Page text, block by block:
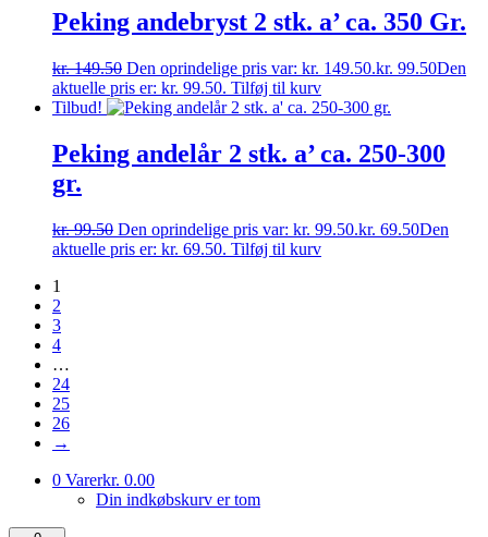
Peking andebryst 2 stk. a’ ca. 350 Gr.
kr.149.50 Den oprindelige pris var: kr. 149.50.kr. 99.50Den
aktuelle pris er: kr. 99.50. Tilføj til kurv
Tilbud!
Peking andelår 2 stk. a’ ca. 250-300
gr.
kr.99.50 Den oprindelige pris var: kr. 99.50.kr. 69.50Den
aktuelle pris er: kr. 69.50. Tilføj til kurv
1
2
3
4
…
24
25
26
→
0 Varerkr. 0.00
Din indkøbskurv er tom